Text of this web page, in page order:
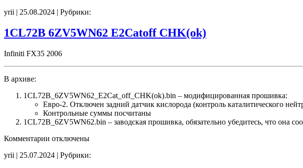
1CG070
Stage1
E2Catoff
yrii | 25.08.2024 | Рубрики:
1CL72B 6ZV5WN62 E2Catoff CHK(ok)
Infiniti FX35 2006
В архиве:
1CL72B_6ZV5WN62_E2Cat_off_CHK(ok).bin – модифицированная прошивка:
Евро-2. Отключен задний датчик кислорода (контроль каталитического
Контрольные суммы посчитаны
1CL72B_6ZV5WN62.bin – заводская прошивка, обязательно убедитесь, что она
Комментарии к
1CL72B
отключены
yrii | 25.07.2024 | Рубрики: